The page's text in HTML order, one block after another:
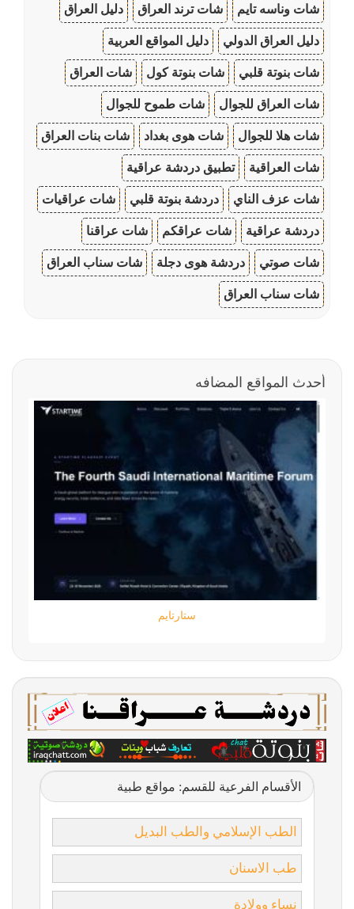
شات وناسه تايم شات ترند العراق دليل العراق
دليل العراق الدولي دليل المواقع العربية
شات بنوتة قلبي شات بنوتة كول شات العراق
شات العراق للجوال شات طموح للجوال
شات هلا للجوال شات هوى بغداد شات بنات العراق
شات العراقية تطبيق دردشة عراقية
شات عزف الناي دردشة بنوتة قلبي شات عراقيات
دردشة عراقية شات عراقكم شات عراقنا
شات صوتي دردشة هوى دجلة شات سناب العراق
شات سناب العراق
أحدث المواقع المضافه
ستارتايم
الأقسام الفرعية للقسم: مواقع طبية
الطب الإسلامي والطب البديل
طب الاسنان
نساء وولادة